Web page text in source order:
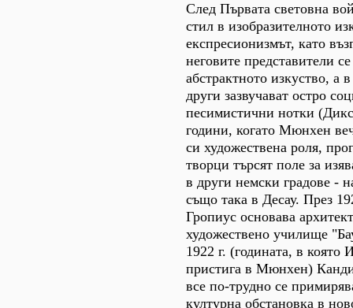
След Първата световна
стил в изобразителното
експресионизмът, като
неговите представители
абстрактното изкуство, а
други зазвучават остро
песимистични нотки
години, когато Мюнхен
си художествена роля,
творци търсят поле за
в други немски градове -
също така в Десау. През
Гропиус основава
художествено училище
1922 г. (годината, в която
пристига в Мюнхен)
все по-трудно се
културна обстановка в